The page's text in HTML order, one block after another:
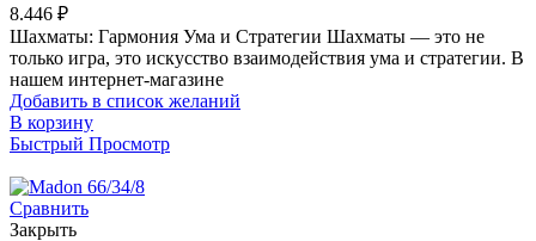
8.446 ₽
Шахматы: Гармония Ума и Стратегии Шахматы — это не
только игра, это искусство взаимодействия ума и стратегии. В
нашем интернет-магазине
Добавить в список желаний
В корзину
Быстрый Просмотр
Сравнить
Закрыть